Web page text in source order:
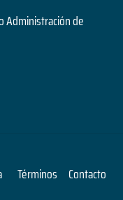
Administración de
Términos Contacto